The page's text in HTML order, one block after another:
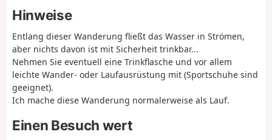
Hinweise
Entlang dieser Wanderung fließt das Wasser in Strömen,
aber nichts davon ist mit Sicherheit trinkbar...
Nehmen Sie eventuell eine Trinkflasche und vor allem
leichte Wander- oder Laufausrüstung mit (Sportschuhe sind
geeignet).
Ich mache diese Wanderung normalerweise als Lauf.
Einen Besuch wert